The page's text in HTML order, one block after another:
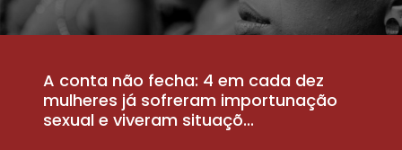
A conta não fecha: 4 em cada dez
mulheres já sofreram importunação
sexual e viveram situaçõ...